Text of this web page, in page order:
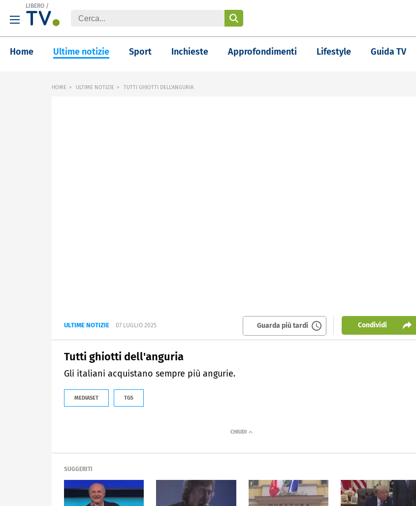
LIBERO /
Home Ultime notizie Sport Inchieste Approfondimenti Lifestyle Guida TV
HOME ULTIME NOTIZIE TUTTI GHIOTTI DELL'ANGURIA
ULTIME NOTIZIE 07 LUGLIO 2025 Guarda più tardi Condividi
Tutti ghiotti dell'anguria
Gli italiani acquistano sempre più angurie.
MEDIASET TG5
SUGGERITI